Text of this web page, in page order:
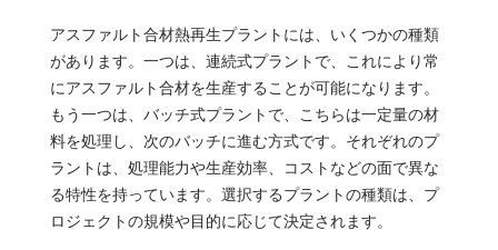
アスファルト合材熱再生プラントには、いくつかの種類
があります。一つは、連続式プラントで、これにより常
にアスファルト合材を生産することが可能になります。
もう一つは、バッチ式プラントで、こちらは一定量の材
料を処理し、次のバッチに進む方式です。それぞれのプ
ラントは、処理能力や生産効率、コストなどの面で異な
る特性を持っています。選択するプラントの種類は、プ
ロジェクトの規模や目的に応じて決定されます。